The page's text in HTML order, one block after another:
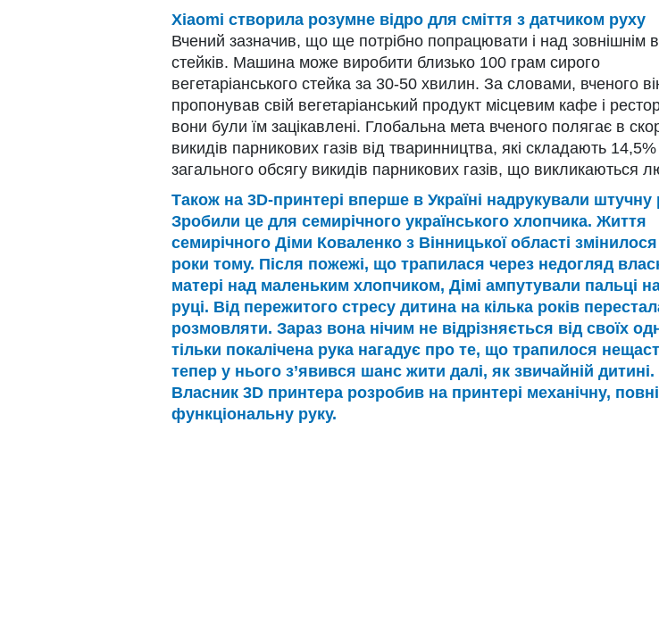
Xiaomi створила розумне відро для сміття з датчиком руху
Вчений зазначив, що ще потрібно попрацювати і над зовнішнім
стейків. Машина може виробити близько 100 грам сирого
вегетаріанського стейка за 30-50 хвилин. За словами, вченого
пропонував свій вегетаріанський продукт місцевим кафе і
вони були їм зацікавлені. Глобальна мета вченого полягає в
викидів парникових газів від тваринництва, які складають 14,5%
загального обсягу викидів парникових газів, що викликаються
Також на 3D-принтері вперше в Україні надрукували штучну
Зробили це для семирічного українського хлопчика. Життя
семирічного Діми Коваленко з Вінницької області
роки тому. Після пожежі, що трапилася через недогляд
матері над маленьким хлопчиком, Дімі ампутували пальці
руці. Від пережитого стресу дитина на кілька років
розмовляти. Зараз вона нічим не відрізняється від своїх
тільки покалічена рука нагадує про те, що трапилося
тепер у нього з’явився шанс жити далі, як звичайній дитині.
Власник 3D принтера розробив на принтері механічну,
функціональну руку.